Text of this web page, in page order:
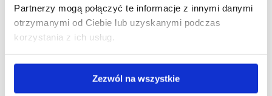
Partnerzy mogą połączyć te informacje z innymi danymi
otrzymanymi od Ciebie lub uzyskanymi podczas
korzystania z ich usług.
Zezwól na wszystkie
upewnij się, że:
nie przesyłasz ich w nadmiernym zakresie (często
wystarczy imię i nazwisko bez nr PESEL czy daty
prawidłowo określasz krąg adresatów (nie ufaj